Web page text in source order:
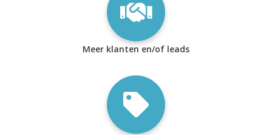
Meer klanten en/of leads